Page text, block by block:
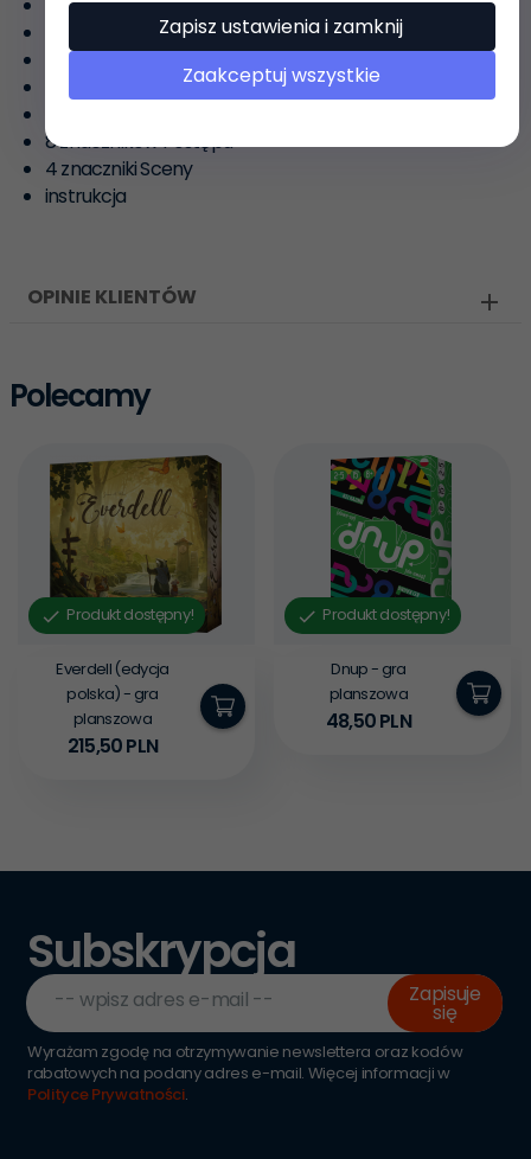
plansza postępu
16 żetonów Ran
1 żeton toru Złego
1 żeton aktywnego gracza
8 znaczników Postępu
4 znaczniki Sceny
instrukcja
OPINIE KLIENTÓW
Polecamy
Produkt dostępny!
Everdell (edycja
polska) - gra
planszowa
215,50PLN
Produkt dostępny!
Dnup - gra
planszowa
48,50PLN
Subskrypcja
-- wpisz adres e-mail -- Zapisuje
się
Wyrażam zgodę na otrzymywanie newslettera oraz kodów
rabatowych na podany adres e-mail. Więcej informacji w
Polityce Prywatności.
Zapisz ustawienia i zamknij
Zaakceptuj wszystkie